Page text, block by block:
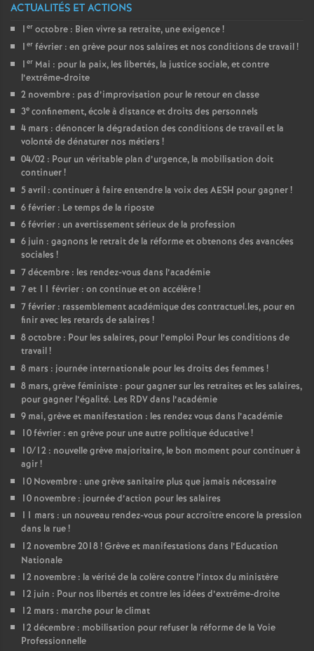
n
t
s
d
e
S
e
o
n
d
d
e
r
é
O
ACTUALITÉS ET ACTIONS
1 er octobre : Bien vivre sa retraite, une exigence!
1 er février : en grève pour nos salaires et nos conditions de travail!
1 er Mai : pour la paix, les libertés, la justice sociale, et contre
l’extrême-droite
2 novembre : pas d’improvisation pour le retour en classe
3e confinement, école à distance et droits des personnels
4 mars : dénoncer la dégradation des conditions de travail et la
volonté de dénaturer nos métiers !
04/02 : Pour un véritable plan d’urgence, la mobilisation doit
continuer!
5 avril : continuer à faire entendre la voix des AESH pour gagner!
6 février : Le temps de la riposte
6 février : un avertissement sérieux de la profession
6 juin : gagnons le retrait de la réforme et obtenons des avancées
sociales !
7 décembre : les rendez-vous dans l’académie
7 et 11 février : on continue et on accélère!
7 février : rassemblement académique des contractuel.les, pour en
finir avec les retards de salaires !
8 octobre : Pour les salaires, pour l’emploi Pour les conditions de
travail!
8 mars : journée internationale pour les droits des femmes !
8 mars, grève féministe : pour gagner sur les retraites et les salaires,
pour gagner l’égalité. Les RDV dans l’académie
9 mai, grève et manifestation : les rendez vous dans l’académie
10 février : en grève pour une autre politique éducative!
10/12 : nouvelle grève majoritaire, le bon moment pour continuer à
agir!
10 Novembre : une grève sanitaire plus que jamais nécessaire
10 novembre : journée d’action pour les salaires
11 mars : un nouveau rendez-vous pour accroître encore la pression
dans la rue!
12 novembre 2018! Grève et manifestations dans l’Education
Nationale
12 novembre : la vérité de la colère contre l’intox du ministère
12 juin : Pour nos libertés et contre les idées d’extrême-droite
12 mars : marche pour le climat
12 décembre : mobilisation pour refuser la réforme de la Voie
Professionnelle